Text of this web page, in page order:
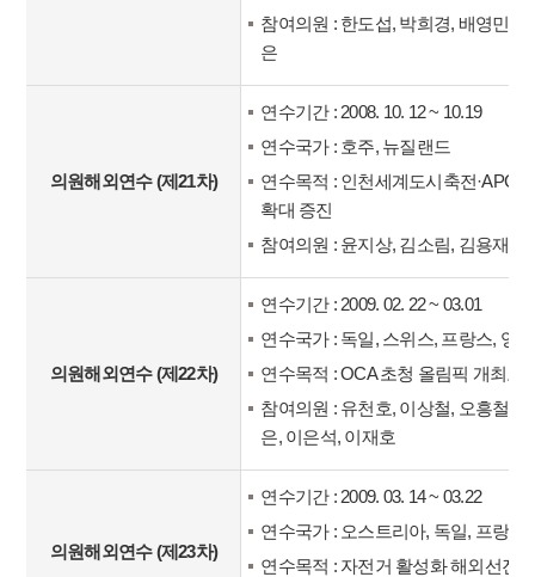
참여의원 : 한도섭, 박희경, 배영민,
은
의원해외연수 (제21차)
연수기간 : 2008. 10. 12 ~ 10.19
연수국가 : 호주, 뉴질랜드
연수목적 : 인천세계도시축전
확대 증진
참여의원 : 윤지상, 김소림, 김용재,
의원해외연수 (제22차)
연수기간 : 2009. 02. 22 ~ 03.01
연수국가 : 독일, 스위스, 프랑스, 영국
연수목적 : OCA 초청 올림픽 개최도
참여의원 : 유천호, 이상철, 오흥철,
은, 이은석, 이재호
의원해외연수 (제23차)
연수기간 : 2009. 03. 14 ~ 03.22
연수국가 : 오스트리아, 독일, 프랑스,
연수목적 : 자전거 활성화 해외선진